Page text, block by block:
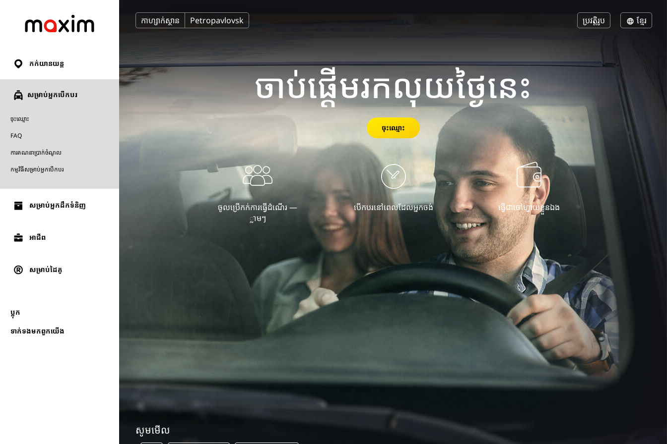
កក់យានយន្ត
សម្រាប់អ្នកបើកបរ
ចុះឈ្មោះ
FAQ
ការគណនាប្រាក់ចំណូល
កម្មវិធីសម្រាប់អ្នកបើកបរ
សម្រាប់អ្នកដឹកទំនិញ
អាជីព
សម្រាប់ដៃគូ
ប្លុក
ទាក់ទងមកពួកយើង
កាហ្សាក់ស្ថាន Petropavlovsk ប្រវត្តិរូប ខ្មែរ
ចាប់ផ្តើមរកលុយថ្ងៃនេះ
ចុះឈ្មោះ
ចូលប្រើកក់ការធ្វើដំណើរ —
្លាមៗ
បើកបរនៅពេលដែលអ្នកចង់ ធ្វើជាចៅហ្វាយខ្លួនឯង
សូមមើល